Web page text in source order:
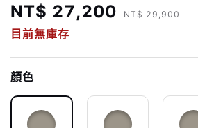
NT$ 27,200 NT$ 29,900
目前無庫存
顏色